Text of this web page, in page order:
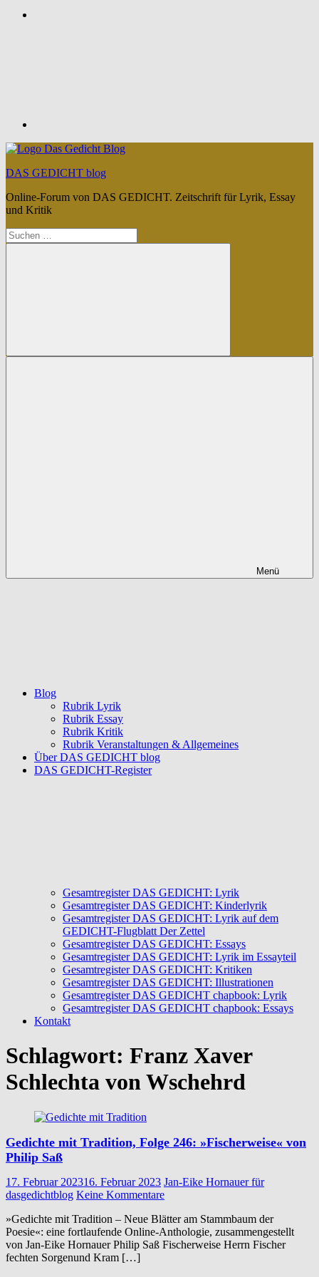
DAS GEDICHT blog
Online-Forum von DAS GEDICHT. Zeitschrift für Lyrik, Essay
und Kritik
Suchen
nach:
Suchen
Menü
Blog
Rubrik Lyrik
Rubrik Essay
Rubrik Kritik
Rubrik Veranstaltungen & Allgemeines
Über DAS GEDICHT blog
DAS GEDICHT-Register
Gesamtregister DAS GEDICHT: Lyrik
Gesamtregister DAS GEDICHT: Kinderlyrik
Gesamtregister DAS GEDICHT: Lyrik auf dem
GEDICHT-Flugblatt Der Zettel
Gesamtregister DAS GEDICHT: Essays
Gesamtregister DAS GEDICHT: Lyrik im Essayteil
Gesamtregister DAS GEDICHT: Kritiken
Gesamtregister DAS GEDICHT: Illustrationen
Gesamtregister DAS GEDICHT chapbook: Lyrik
Gesamtregister DAS GEDICHT chapbook: Essays
Kontakt
Schlagwort: Franz Xaver
Schlechta von Wschehrd
Gedichte mit Tradition, Folge 246: »Fischerweise« von
Philip Saß
17. Februar 202316. Februar 2023 Jan-Eike Hornauer für
dasgedichtblog Keine Kommentare
»Gedichte mit Tradition – Neue Blätter am Stammbaum der
Poesie«: eine fortlaufende Online-Anthologie, zusammengestellt
von Jan-Eike Hornauer Philip Saß Fischerweise Herrn Fischer
fechten Sorgenund Kram […]